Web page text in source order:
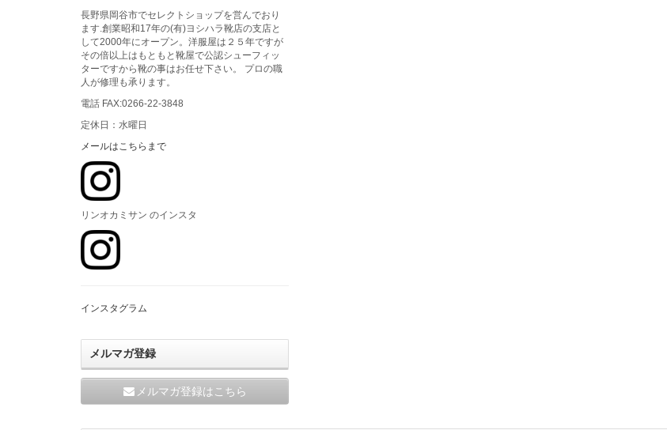
長野県岡谷市でセレクトショップを営んでおり
ます.創業昭和17年の(有)ヨシハラ靴店の支店と
して2000年にオープン。洋服屋は２５年ですが
その倍以上はもともと靴屋で公認シューフィッ
ターですから靴の事はお任せ下さい。 プロの職
人が修理も承ります。
電話 FAX:0266-22-3848
定休日：水曜日
メールはこちらまで
リンオカミサン のインスタ
インスタグラム
メルマガ登録
メルマガ登録はこちら